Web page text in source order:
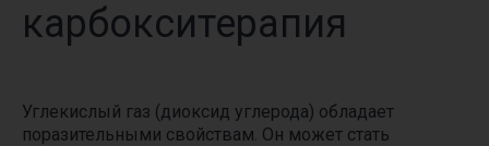
карбокситерапия
Углекислый газ (диоксид углерода) обладает
поразительными свойствам. Он может стать